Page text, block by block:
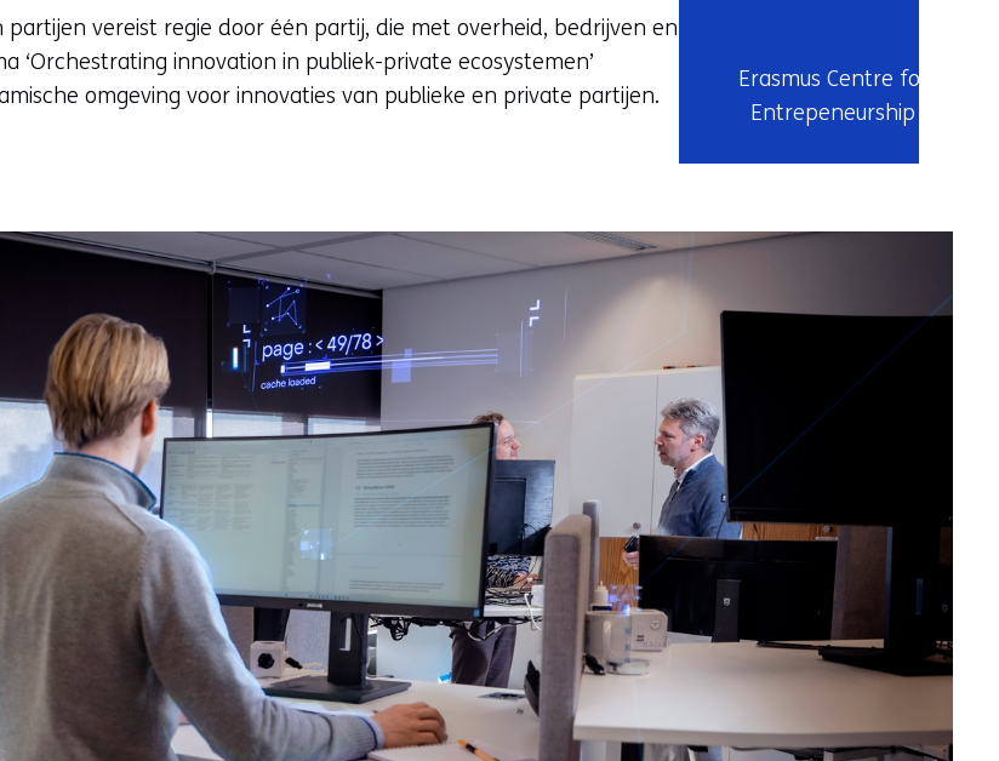
Erasmus Centre for
Entrepeneurship
vereist regie door één partij, die met overheid, bedrijven en
innovation in publiek-private ecosystemen’
omgeving voor innovaties van publieke en private partijen.